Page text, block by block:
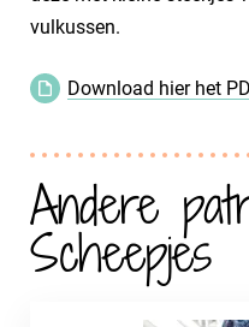
vulkussen.
Download hier het
Andere
Scheepjes